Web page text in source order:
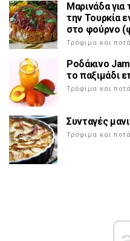
Μαρινάδα για
την Τουρκία
στο φούρνο
Τρόφιμα και ποτά
Ροδάκινο
το παξιμάδι
Τρόφιμα και ποτά
Συνταγές
Τρόφιμα και ποτά